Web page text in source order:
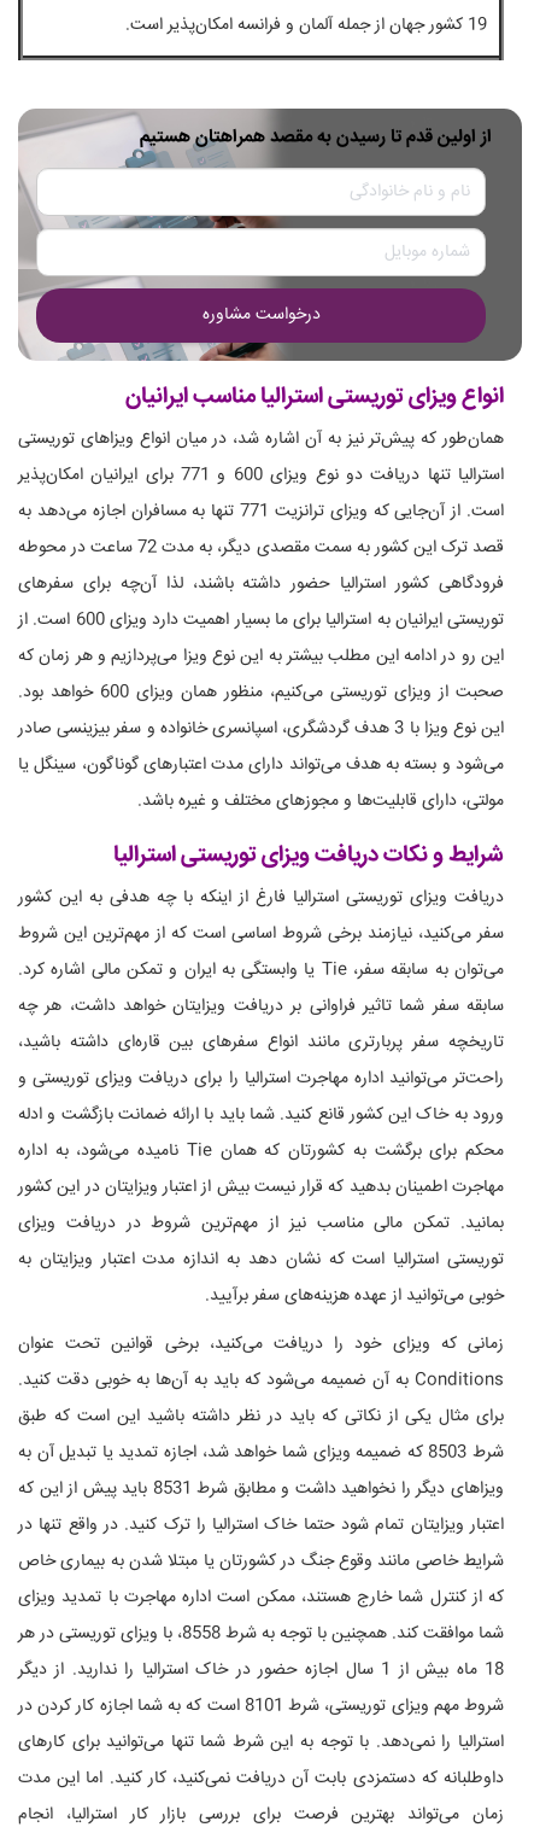
19 کشور جهان از جمله آلمان و فرانسه امکان‌پذیر است.
از اولین قدم تا رسیدن به مقصد همراهتان هستیم
درخواست مشاوره
انواع ویزای توریستی استرالیا مناسب ایرانیان
همان‌طور که پیش‌تر نیز به آن اشاره شد، در میان انواع ویزاهای توریستی
استرالیا تنها دریافت دو نوع ویزای 600 و 771 برای ایرانیان امکان‌پذیر
است. از آن‌جایی که ویزای ترانزیت 771 تنها به مسافران اجازه می‌دهد به
قصد ترک این کشور به سمت مقصدی دیگر، به مدت 72 ساعت در محوطه
فرودگاهی کشور استرالیا حضور داشته باشند، لذا آن‌چه برای سفرهای
توریستی ایرانیان به استرالیا برای ما بسیار اهمیت دارد ویزای 600 است. از
این رو در ادامه این مطلب بیشتر به این نوع ویزا می‌پردازیم و هر زمان که
صحبت از ویزای توریستی می‌کنیم، منظور همان ویزای 600 خواهد بود.
این نوع ویزا با 3 هدف گردشگری، اسپانسری خانواده و سفر بیزینسی صادر
می‌شود و بسته به هدف می‌تواند دارای مدت اعتبارهای گوناگون، سینگل یا
مولتی، دارای قابلیت‌ها و مجوزهای مختلف و غیره باشد.
شرایط و نکات دریافت ویزای توریستی استرالیا
دریافت ویزای توریستی استرالیا فارغ از اینکه با چه هدفی به این کشور
سفر می‌کنید، نیازمند برخی شروط اساسی است که از مهم‌ترین این شروط
می‌توان به سابقه سفر، Tie یا وابستگی به ایران و تمکن مالی اشاره کرد.
سابقه سفر شما تاثیر فراوانی بر دریافت ویزایتان خواهد داشت، هر چه
تاریخچه سفر پربارتری مانند انواع سفرهای بین قاره‌ای داشته باشید،
راحت‌تر می‌توانید اداره مهاجرت استرالیا را برای دریافت ویزای توریستی و
ورود به خاک این کشور قانع کنید. شما باید با ارائه ضمانت بازگشت و ادله
محکم برای برگشت به کشورتان که همان Tie نامیده می‌شود، به اداره
مهاجرت اطمینان بدهید که قرار نیست بیش از اعتبار ویزایتان در این کشور
بمانید. تمکن مالی مناسب نیز از مهم‌ترین شروط در دریافت ویزای
توریستی استرالیا است که نشان دهد به اندازه مدت اعتبار ویزایتان به
خوبی می‌توانید از عهده هزینه‌های سفر برآیید.
زمانی که ویزای خود را دریافت می‌کنید، برخی قوانین تحت عنوان
Conditions به آن ضمیمه می‌شود که باید به آن‌ها به خوبی دقت کنید.
برای مثال یکی از نکاتی که باید در نظر داشته باشید این است که طبق
شرط 8503 که ضمیمه ویزای شما خواهد شد، اجازه تمدید یا تبدیل آن به
ویزاهای دیگر را نخواهید داشت و مطابق شرط 8531 باید پیش از این که
اعتبار ویزایتان تمام شود حتما خاک استرالیا را ترک کنید. در واقع تنها در
شرایط خاصی مانند وقوع جنگ در کشورتان یا مبتلا شدن به بیماری خاص
که از کنترل شما خارج هستند، ممکن است اداره مهاجرت با تمدید ویزای
شما موافقت کند. همچنین با توجه به شرط 8558، با ویزای توریستی در هر
18 ماه بیش از 1 سال اجازه حضور در خاک استرالیا را ندارید. از دیگر
شروط مهم ویزای توریستی، شرط 8101 است که به شما اجازه کار کردن در
استرالیا را نمی‌دهد. با توجه به این شرط شما تنها می‌توانید برای کارهای
داوطلبانه که دستمزدی بابت آن دریافت نمی‌کنید، کار کنید. اما این مدت
زمان می‌تواند بهترین فرصت برای بررسی بازار کار استرالیا، انجام